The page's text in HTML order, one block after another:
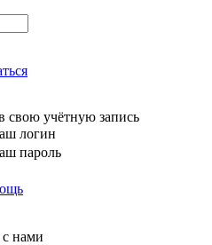
свою учётную запись
логин
пароль
нами